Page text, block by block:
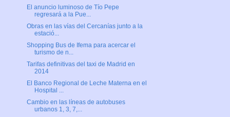
El anuncio luminoso de Tío Pepe
regresará a la Pue...
Obras en las vías del Cercanías junto a la
estació...
Shopping Bus de Ifema para acercar el
turismo de n...
Tarifas definitivas del taxi de Madrid en
2014
El Banco Regional de Leche Materna en el
Hospital ...
Cambio en las líneas de autobuses
urbanos 1, 3, 7,...